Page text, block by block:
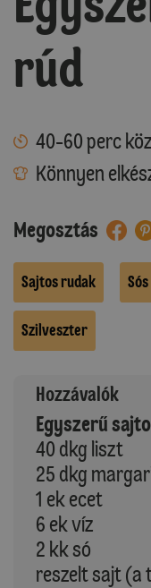
rúd
40-60 perc
Könnyen
Megosztás
Sajtos rudak
Szilveszter
Hozzávalók
Egyszerű
40 dkg liszt
25 dkg
1 ek ecet
6 ek víz
2 kk só
reszelt sajt (a